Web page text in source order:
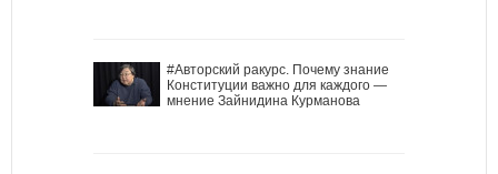
#Авторский ракурс. Почему знание
Конституции важно для каждого —
мнение Зайнидина Курманова